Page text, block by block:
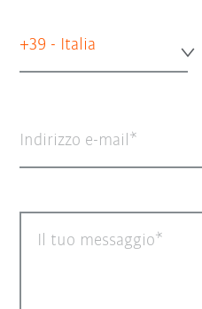
+39 - Italia
Indirizzo e-mail
Il tuo messaggio